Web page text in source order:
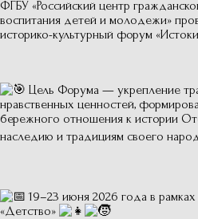
ФГБУ «Российский центр
воспитания детей и молодежи»
историко-культурный форум
Цель Форума — укрепление
нравственных ценностей,
бережного отношения к истории
наследию и традициям своего
19–23 июня 2026 года в
«Детство»